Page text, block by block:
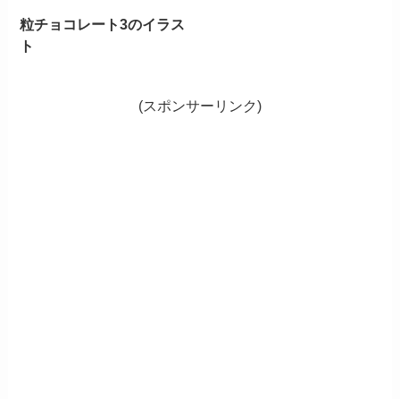
粒チョコレート3のイラス
ト
(スポンサーリンク)